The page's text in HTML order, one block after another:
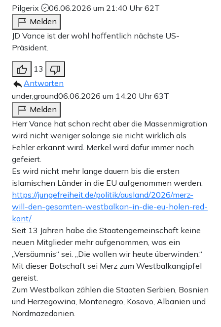
Pilgerix 06.06.2026 um 21:40 Uhr62T
Melden
JD Vance ist der wohl hoffentlich nächste US-
Präsident.
13
Antworten
under,ground06.06.2026 um 14:20 Uhr63T
Melden
Herr Vance hat schon recht aber die Massenmigration
wird nicht weniger solange sie nicht wirklich als
Fehler erkannt wird. Merkel wird dafür immer noch
gefeiert.
Es wird nicht mehr lange dauern bis die ersten
islamischen Länder in die EU aufgenommen werden.
https://jungefreiheit.de/politik/ausland/2026/merz-
will-den-gesamten-westbalkan-in-die-eu-holen-red-
kont/
Seit 13 Jahren habe die Staatengemeinschaft keine
neuen Mitglieder mehr aufgenommen, was ein
„Versäumnis“ sei. „Die wollen wir heute überwinden.“
Mit dieser Botschaft sei Merz zum Westbalkangipfel
gereist.
Zum Westbalkan zählen die Staaten Serbien, Bosnien
und Herzegowina, Montenegro, Kosovo, Albanien und
Nordmazedonien.